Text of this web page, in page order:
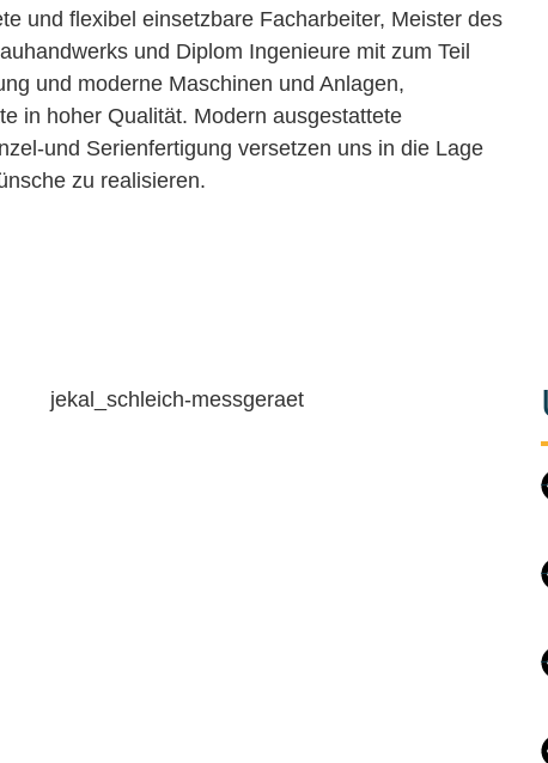
und flexibel einsetzbare Facharbeiter, Meister des
und Diplom Ingenieure mit zum Teil
und moderne Maschinen und Anlagen,
in hoher Qualität. Modern ausgestattete
und Serienfertigung versetzen uns in die Lage
zu realisieren.